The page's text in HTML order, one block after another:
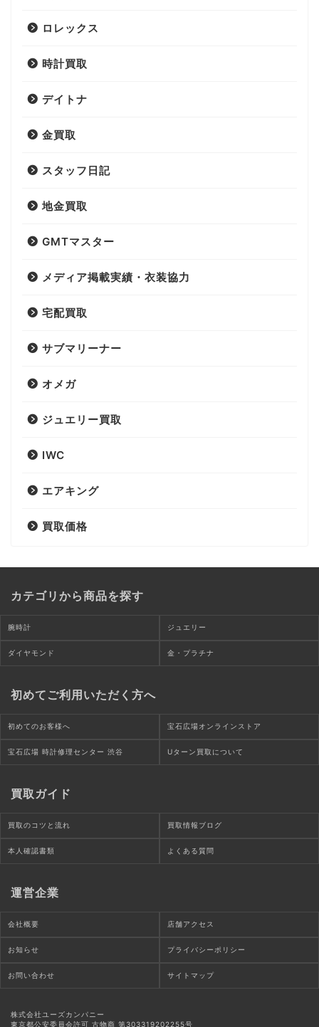
ロレックス
時計買取
デイトナ
金買取
スタッフ日記
地金買取
GMTマスター
メディア掲載実績・衣装協力
宅配買取
サブマリーナー
オメガ
ジュエリー買取
IWC
エアキング
買取価格
カテゴリから商品を探す
腕時計 ジュエリー
ダイヤモンド 金・プラチナ
初めてご利用いただく方へ
初めてのお客様へ 宝石広場オンラインストア
宝石広場 時計修理センター 渋谷 Uターン買取について
買取ガイド
買取のコツと流れ 買取情報ブログ
本人確認書類 よくある質問
運営企業
会社概要 店舗アクセス
お知らせ プライバシーポリシー
お問い合わせ サイトマップ
株式会社ユーズカンパニー
東京都公安委員会許可 古物商 第303319202255号